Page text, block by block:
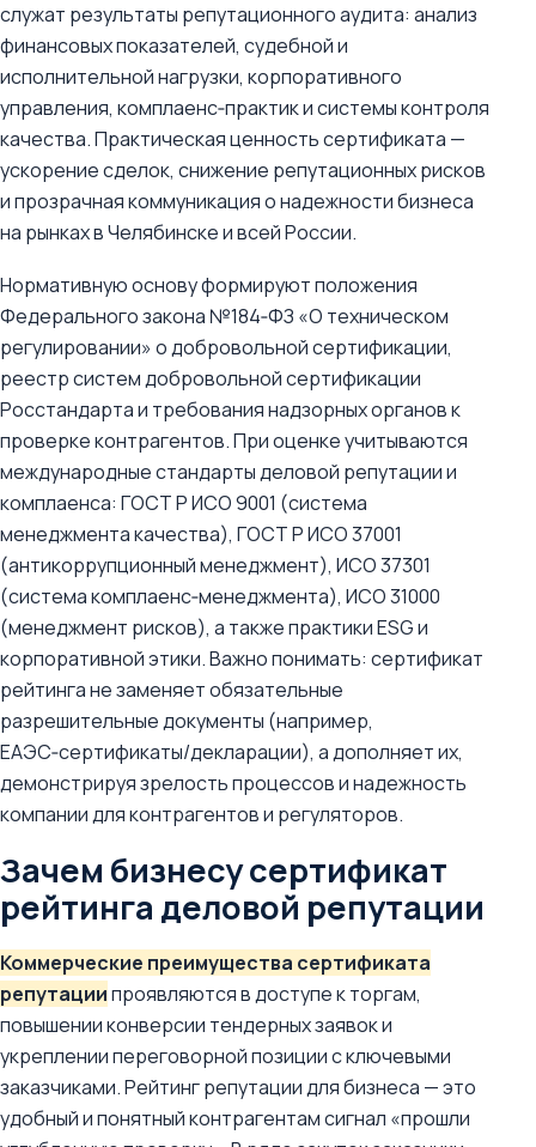
служат результаты репутационного аудита: анализ
финансовых показателей, судебной и
исполнительной нагрузки, корпоративного
управления, комплаенс‑практик и системы контроля
качества. Практическая ценность сертификата —
ускорение сделок, снижение репутационных рисков
и прозрачная коммуникация о надежности бизнеса
на рынках в Челябинске и всей России.
Нормативную основу формируют положения
Федерального закона №184‑ФЗ «О техническом
регулировании» о добровольной сертификации,
реестр систем добровольной сертификации
Росстандарта и требования надзорных органов к
проверке контрагентов. При оценке учитываются
международные стандарты деловой репутации и
комплаенса: ГОСТ Р ИСО 9001 (система
менеджмента качества), ГОСТ Р ИСО 37001
(антикоррупционный менеджмент), ИСО 37301
(система комплаенс‑менеджмента), ИСО 31000
(менеджмент рисков), а также практики ESG и
корпоративной этики. Важно понимать: сертификат
рейтинга не заменяет обязательные
разрешительные документы (например,
ЕАЭС‑сертификаты/декларации), а дополняет их,
демонстрируя зрелость процессов и надежность
компании для контрагентов и регуляторов.
Зачем бизнесу сертификат
рейтинга деловой репутации
Коммерческие преимущества сертификата
репутациипроявляются в доступе к торгам,
повышении конверсии тендерных заявок и
укреплении переговорной позиции с ключевыми
заказчиками. Рейтинг репутации для бизнеса — это
удобный и понятный контрагентам сигнал «прошли